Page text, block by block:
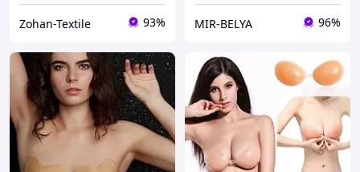
Zohan-Textile 93% MIR-BELYA 96%